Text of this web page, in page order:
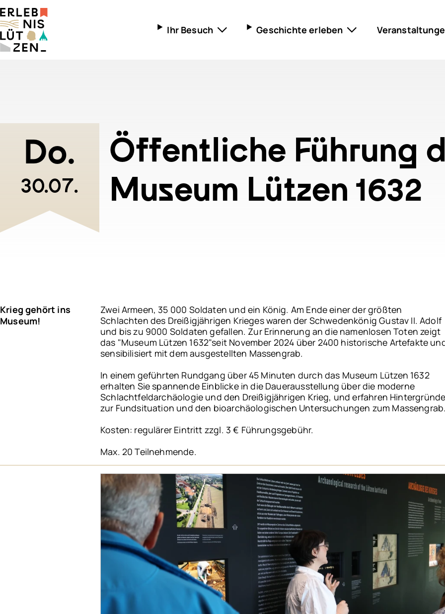
Ihr Besuch Geschichte erleben
Scharnhorstfest
Do.
30.07.
Öffentliche Führung
Museum Lützen 1632
Krieg gehört ins
Museum!
Zwei Armeen, 35 000 Soldaten und ein König. Am Ende einer der größten
Schlachten des Dreißigjährigen Krieges waren der Schwedenkönig Gustav II. Adolf
und bis zu 9000 Soldaten gefallen. Zur Erinnerung an die namenlosen Toten zeigt
das "Museum Lützen 1632"seit November 2024 über 2400 historische Artefakte
sensibilisiert mit dem ausgestellten Massengrab.
In einem geführten Rundgang über 45 Minuten durch das Museum Lützen 1632
erhalten Sie spannende Einblicke in die Dauerausstellung über die moderne
Schlachtfeldarchäologie und den Dreißigjährigen Krieg, und erfahren Hintergründe
zur Fundsituation und den bioarchäologischen Untersuchungen zum Massengrab.
Kosten: regulärer Eintritt zzgl. 3 € Führungsgebühr.
Max. 20 Teilnehmende.